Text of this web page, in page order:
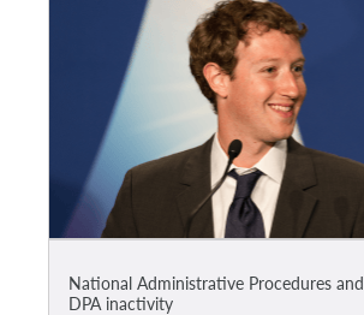
National Administrative Procedures and
DPA inactivity